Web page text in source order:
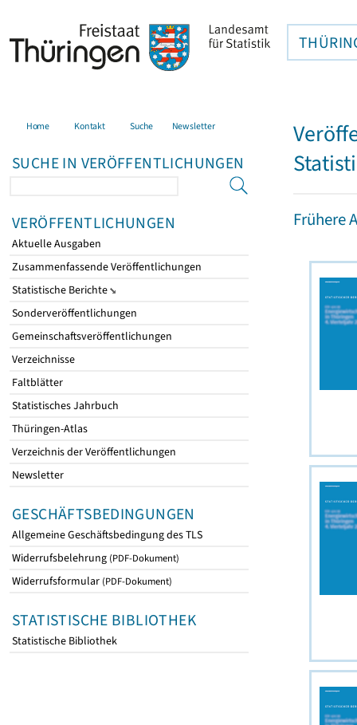
Home Kontakt Suche Newsletter
SUCHE IN VERÖFFENTLICHUNGEN
VERÖFFENTLICHUNGEN
Aktuelle Ausgaben
Zusammenfassende Veröffentlichungen
Statistische Berichte
Sonderveröffentlichungen
Gemeinschaftsveröffentlichungen
Verzeichnisse
Faltblätter
Statistisches Jahrbuch
Thüringen-Atlas
Verzeichnis der Veröffentlichungen
Newsletter
GESCHÄFTSBEDINGUNGEN
Allgemeine Geschäftsbedingung des TLS
Widerrufsbelehrung (PDF-Dokument)
Widerrufsformular (PDF-Dokument)
STATISTISCHE BIBLIOTHEK
Statistische Bibliothek
Frühere